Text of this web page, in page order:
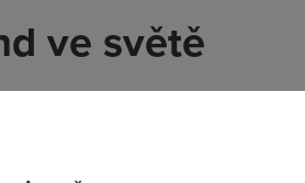
ve světě
penetrace a kvality vypadají